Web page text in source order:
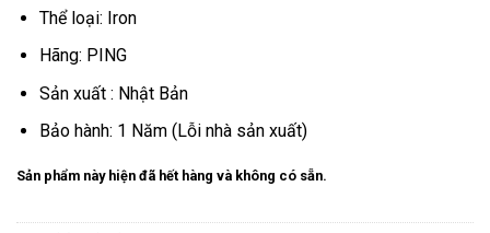
Thể loại: Iron
Hãng: PING
Sản xuất : Nhật Bản
Bảo hành: 1 Năm (Lỗi nhà sản xuất)
Sản phẩm này hiện đã hết hàng và không có sẵn.